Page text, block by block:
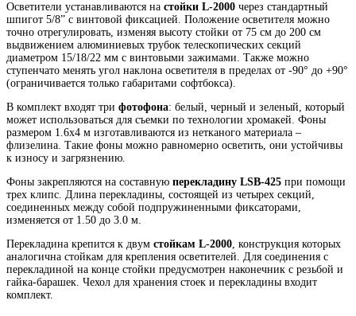
Осветители устанавливаются на стойки L-2000 через стандартный
шпигот 5/8” с винтовой фиксацией. Положение осветителя можно
точно отрегулировать, изменяя высоту стойки от 75 см до 200 см
выдвижением алюминиевых трубок телескопических секций
диаметром 15/18/22 мм с винтовыми зажимами. Также можно
ступенчато менять угол наклона осветителя в пределах от -90° до +90°
(ограничивается только габаритами софтбокса).
В комплект входят три фотофона: белый, черный и зеленый, который
может использоваться для съемки по технологии хромакей. Фоны
размером 1.6х4 м изготавливаются из нетканого материала –
флизелина. Такие фоны можно равномерно осветить, они устойчивы
к износу и загрязнению.
Фоны закрепляются на составную перекладину LSB-425 при помощи
трех клипс. Длина перекладины, состоящей из четырех секций,
соединенных между собой подпружиненными фиксаторами,
изменяется от 1.50 до 3.0 м.
Перекладина крепится к двум стойкам L-2000, конструкция которых
аналогична стойкам для крепления осветителей. Для соединения с
перекладиной на конце стойки предусмотрен наконечник с резьбой и
гайка-барашек. Чехол для хранения стоек и перекладины входит
комплект.